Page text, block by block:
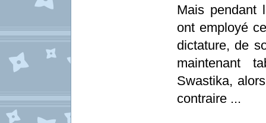
Mais pendant
ont employé
dictature, de
maintenant
Swastika,
contraire ...